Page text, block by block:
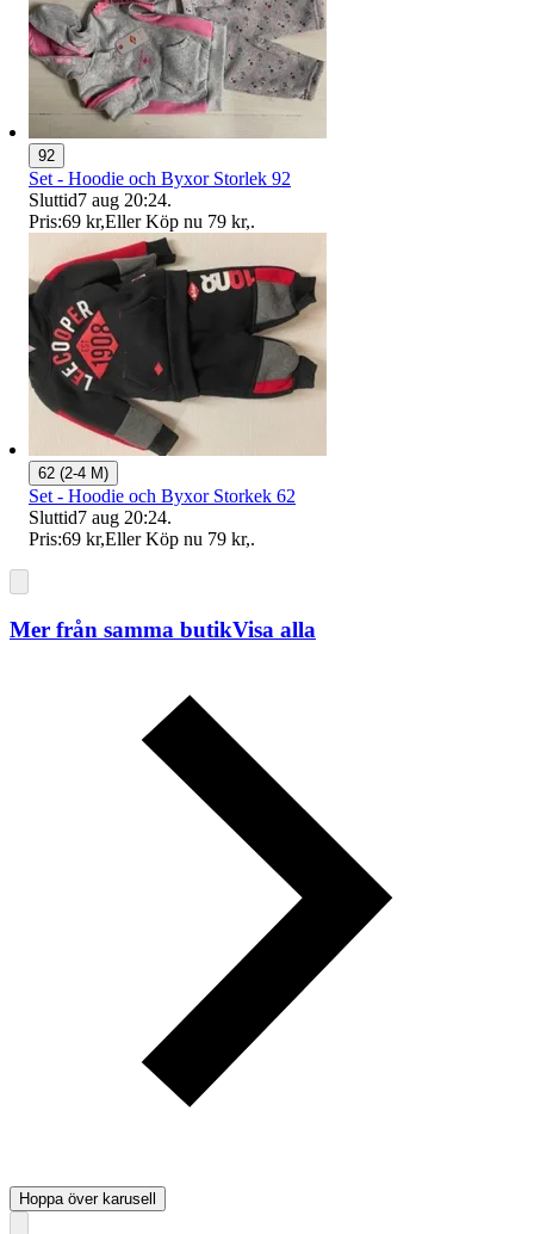
92
Set - Hoodie och Byxor Storlek 92
Sluttid7 aug 20:24.
Pris:69 kr,Eller Köp nu 79 kr,.
62 (2-4 M)
Set - Hoodie och Byxor Storkek 62
Sluttid7 aug 20:24.
Pris:69 kr,Eller Köp nu 79 kr,.
Mer från samma butikVisa alla
Hoppa över karusell